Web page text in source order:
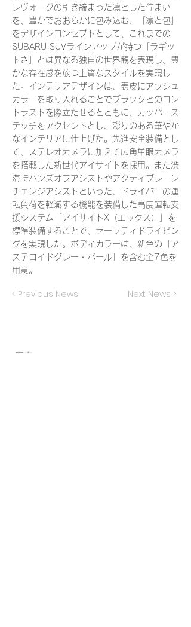
レヴォーグの引き締まった凛とした佇まい
を、豊かでおおらかに包み込む、「凛と包」
をデザインコンセプトとして、これまでの
SUBARU SUVラインアップが持つ「ラギッ
トさ」とは異なる独自の世界観を表現し、豊
かな存在感を放つ上質なスタイルを実現し
た。インテリアデザインは、表皮にアッシュ
カラーを取り入れることでブラックとのコン
トラストを際立たせるとともに、カッパース
テッチをアクセントとし、彩りのある華やか
なインテリアに仕上げた。先進安全装備とし
て、ステレオカメラに加えて広角単眼カメラ
を搭載した新世代アイサイトを採用。また渋
滞時ハンズオフアシストやアクティブレーン
チェンジアシストといった、ドライバーの運
転負荷を軽減する機能を装備した高度運転支
援システム「アイサイトX（エックス）」を
標準装備することで、セーフティドライビン
グを実現した。ボディカラーは、新色の「ア
ステロイドグレー・パール」を含む全7色を
用意。
< Previous News Next News >
​販売